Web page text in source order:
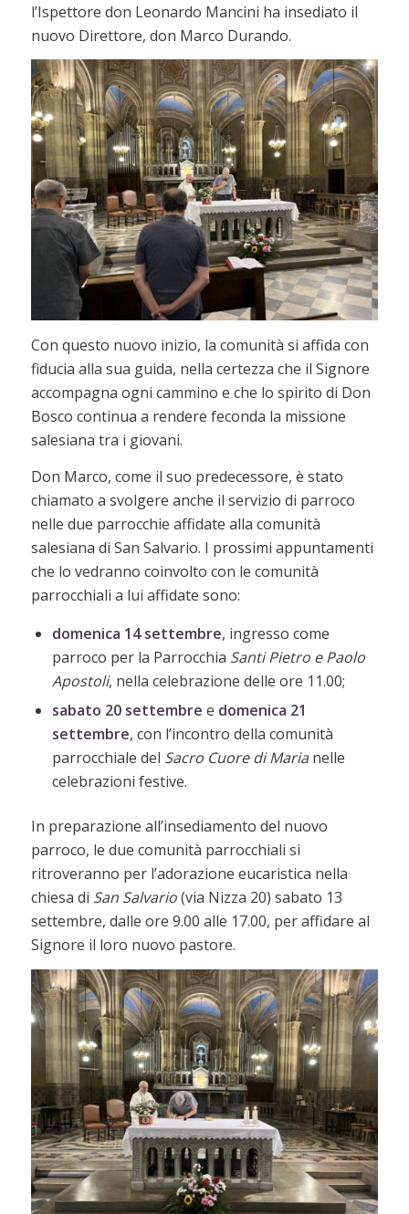
l’Ispettore don Leonardo Mancini ha insediato il
nuovo Direttore, don Marco Durando.
Con questo nuovo inizio, la comunità si affida con
fiducia alla sua guida, nella certezza che il Signore
accompagna ogni cammino e che lo spirito di Don
Bosco continua a rendere feconda la missione
salesiana tra i giovani.
Don Marco, come il suo predecessore, è stato
chiamato a svolgere anche il servizio di parroco
nelle due parrocchie affidate alla comunità
salesiana di San Salvario. I prossimi appuntamenti
che lo vedranno coinvolto con le comunità
parrocchiali a lui affidate sono:
domenica 14 settembre, ingresso come
parroco per la Parrocchia Santi Pietro e Paolo
Apostoli, nella celebrazione delle ore 11.00;
sabato 20 settembre e domenica 21
settembre, con l’incontro della comunità
parrocchiale del Sacro Cuore di Marianelle
celebrazioni festive.
In preparazione all’insediamento del nuovo
parroco, le due comunità parrocchiali si
ritroveranno per l’adorazione eucaristica nella
chiesa di San Salvario(via Nizza 20) sabato 13
settembre, dalle ore 9.00 alle 17.00, per affidare al
Signore il loro nuovo pastore.